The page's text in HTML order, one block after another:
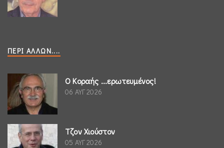
ΠΕΡΊ ΆΛΛΩΝ....
Ο Κοραής ...ερωτευμένος!
06 ΑΥΓ 2026
Τζον Χιούστον
05 ΑΥΓ 2026